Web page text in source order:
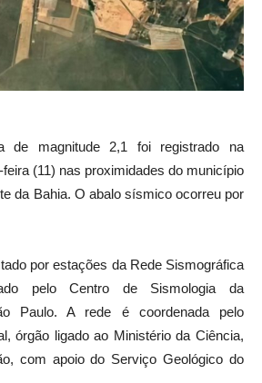
de magnitude 2,1 foi registrado na
(11) nas proximidades do município
da Bahia. O abalo sísmico ocorreu por
por estações da Rede Sismográfica
peloCentro de Sismologia da
Paulo. A rede é coordenada pelo
, órgão ligado ao Ministério da Ciência,
, com apoio do Serviço Geológico do